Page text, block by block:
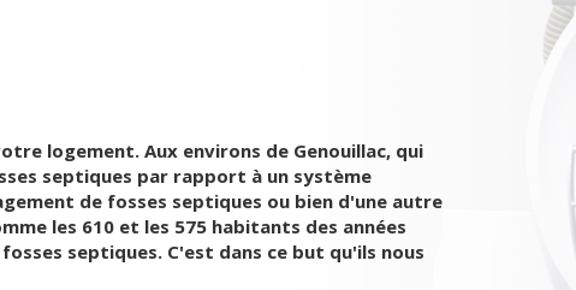
logement. Aux environs de Genouillac, qui
septiques par rapport à un système
de fosses septiques ou bien d'une autre
les 610 et les 575 habitants des années
septiques. C'est dans ce but qu'ils nous